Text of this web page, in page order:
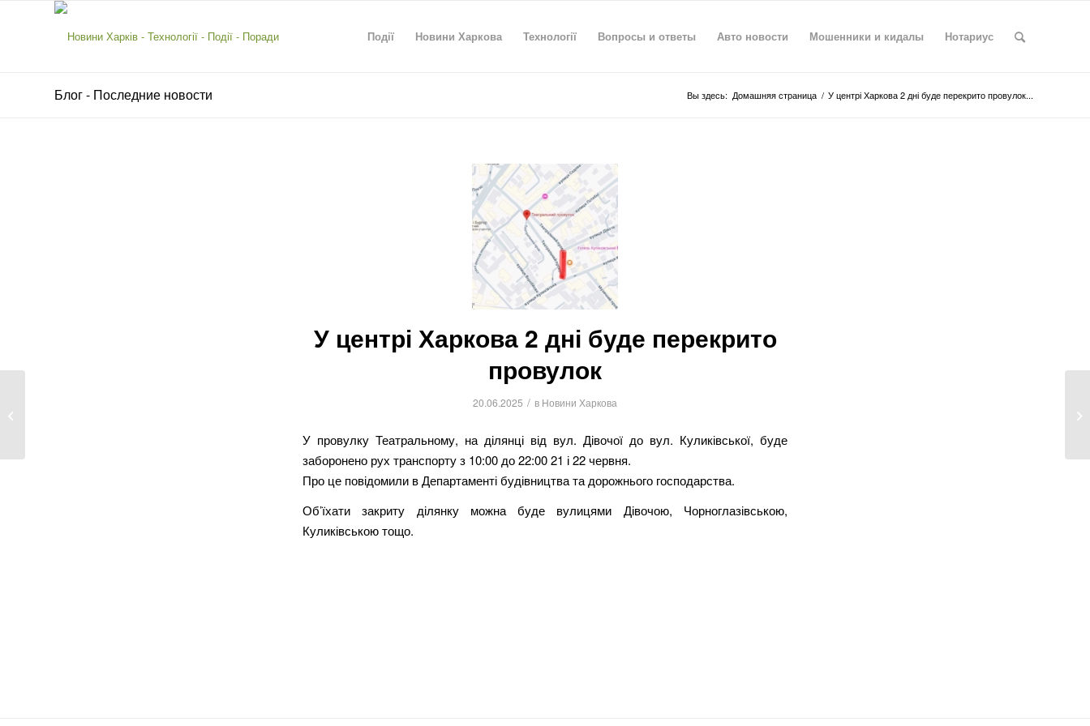
Події Новини Харкова Технології Вопросы и ответы Авто новости Мошенники и кидалы Нотариус
Блог - Последние новости Вы здесь: Домашняя страница / У центрі Харкова 2 дні буде перекрито провулок...
У центрі Харкова 2 дні буде перекрито
провулок
20.06.2025 / в Новини Харкова
У провулку Театральному, на ділянці від вул. Дівочої до вул. Куликівської, буде
заборонено рух транспорту з 10:00 до 22:00 21 і 22 червня.
Про це повідомили в Департаменті будівництва та дорожнього господарства.
Об’їхати закриту ділянку можна буде вулицями Дівочою, Чорноглазівською,
Куликівською тощо.